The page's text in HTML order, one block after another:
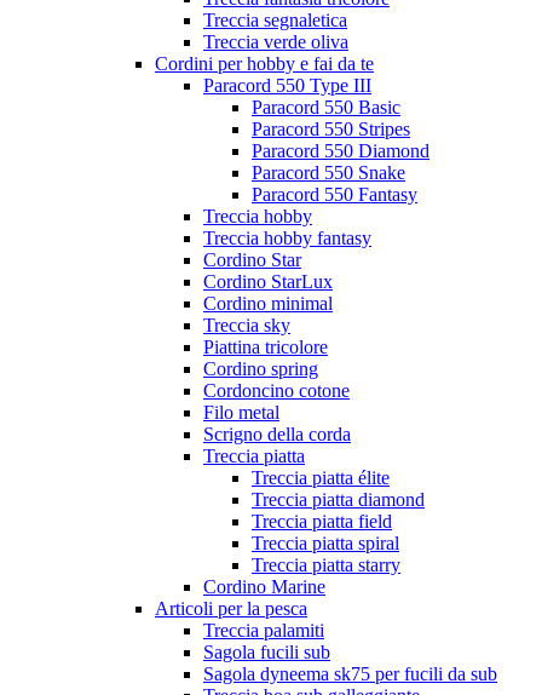
Treccia segnaletica
Treccia verde oliva
Cordini per hobby e fai da te
Paracord 550 Type III
Paracord 550 Basic
Paracord 550 Stripes
Paracord 550 Diamond
Paracord 550 Snake
Paracord 550 Fantasy
Treccia hobby
Treccia hobby fantasy
Cordino Star
Cordino StarLux
Cordino minimal
Treccia sky
Piattina tricolore
Cordino spring
Cordoncino cotone
Filo metal
Scrigno della corda
Treccia piatta
Treccia piatta élite
Treccia piatta diamond
Treccia piatta field
Treccia piatta spiral
Treccia piatta starry
Cordino Marine
Articoli per la pesca
Treccia palamiti
Sagola fucili sub
Sagola dyneema sk75 per fucili da sub